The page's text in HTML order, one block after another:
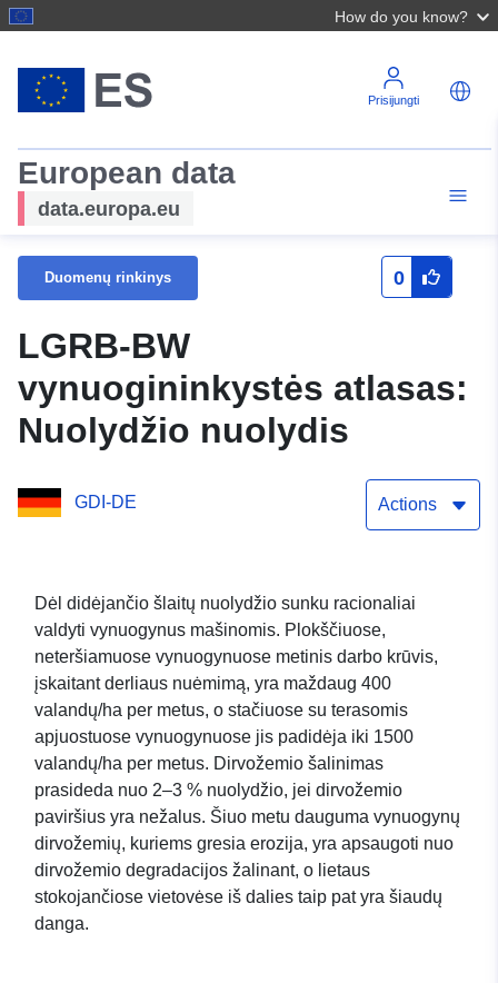
How do you know?
Prisijungti
European data
data.europa.eu
Duomenų rinkinys 0
LGRB-BW
vynuogininkystės atlasas:
Nuolydžio nuolydis
GDI-DE Actions
Dėl didėjančio šlaitų nuolydžio sunku racionaliai
valdyti vynuogynus mašinomis. Plokščiuose,
neteršiamuose vynuogynuose metinis darbo krūvis,
įskaitant derliaus nuėmimą, yra maždaug 400
valandų/ha per metus, o stačiuose su terasomis
apjuostuose vynuogynuose jis padidėja iki 1500
valandų/ha per metus. Dirvožemio šalinimas
prasideda nuo 2–3 % nuolydžio, jei dirvožemio
paviršius yra nežalus. Šiuo metu dauguma vynuogynų
dirvožemių, kuriems gresia erozija, yra apsaugoti nuo
dirvožemio degradacijos žalinant, o lietaus
stokojančiose vietovėse iš dalies taip pat yra šiaudų
danga.